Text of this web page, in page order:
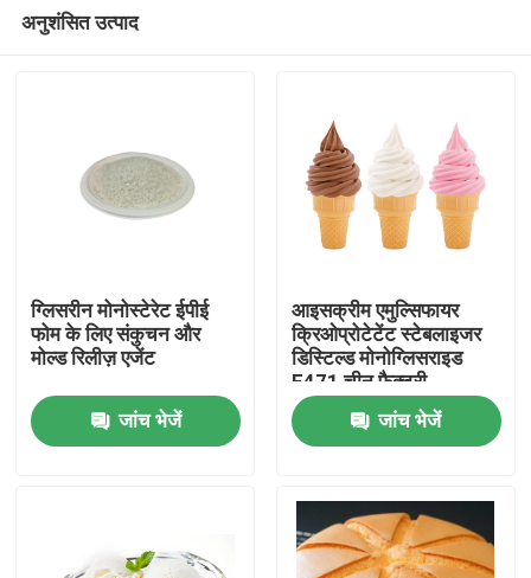
वीडियो
अनुशंसित उत्पाद
ग्लिसरीन मोनोस्टेरेट ईपीई
फोम के लिए संकुचन और
मोल्ड रिलीज़ एजेंट
जांच भेजें
आइसक्रीम एमुल्सिफायर
क्रिओप्रोटेटेंट स्टेबलाइजर
डिस्टिल्ड मोनोग्लिसराइड
E471 चीन फैक्टरी
जांच भेजें